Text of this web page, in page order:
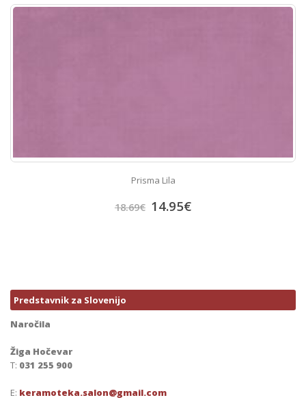
Prisma Lila
18.69€ 14.95€
Predstavnik za Slovenijo
Naročila
Žiga Hočevar
T: 031 255 900
E: keramoteka.salon@gmail.com